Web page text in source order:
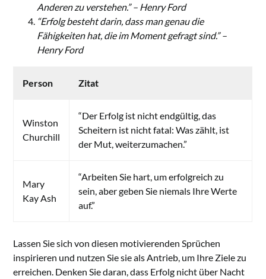
Anderen zu verstehen.” – Henry Ford
“Erfolg besteht darin, dass man genau die
Fähigkeiten hat, die im Moment gefragt sind.” –
Henry Ford
Person Zitat
Winston
Churchill
“Der Erfolg ist nicht endgültig, das
Scheitern ist nicht fatal: Was zählt, ist
der Mut, weiterzumachen.”
Mary
Kay Ash
“Arbeiten Sie hart, um erfolgreich zu
sein, aber geben Sie niemals Ihre Werte
auf.”
Lassen Sie sich von diesen motivierenden Sprüchen
inspirieren und nutzen Sie sie als Antrieb, um Ihre Ziele zu
erreichen. Denken Sie daran, dass Erfolg nicht über Nacht